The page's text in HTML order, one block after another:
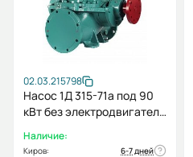
02.03.215798
Насос 1Д 315-71а под 90
кВт без электродвигателя
Наличие:
Киров:
6-7 дней